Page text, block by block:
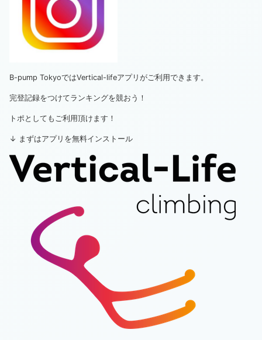
B-pump TokyoではVertical-lifeアプリがご利用できます。
完登記録をつけてランキングを競おう！
トポとしてもご利用頂けます！
↓ まずはアプリを無料インストール